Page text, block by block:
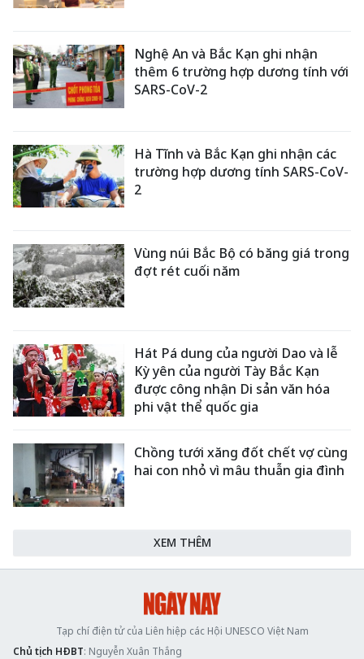
Nghệ An và Bắc Kạn ghi nhận
thêm 6 trường hợp dương tính với
SARS-CoV-2
Hà Tĩnh và Bắc Kạn ghi nhận các
trường hợp dương tính SARS-CoV-
2
Vùng núi Bắc Bộ có băng giá trong
đợt rét cuối năm
Hát Pá dung của người Dao và lễ
Kỳ yên của người Tày Bắc Kạn
được công nhận Di sản văn hóa
phi vật thể quốc gia ​
Chồng tưới xăng đốt chết vợ cùng
hai con nhỏ vì mâu thuẫn gia đình
XEM THÊM
Tạp chí điện tử của Liên hiệp các Hội UNESCO Việt Nam
Chủ tịch HĐBT: Nguyễn Xuân Thắng